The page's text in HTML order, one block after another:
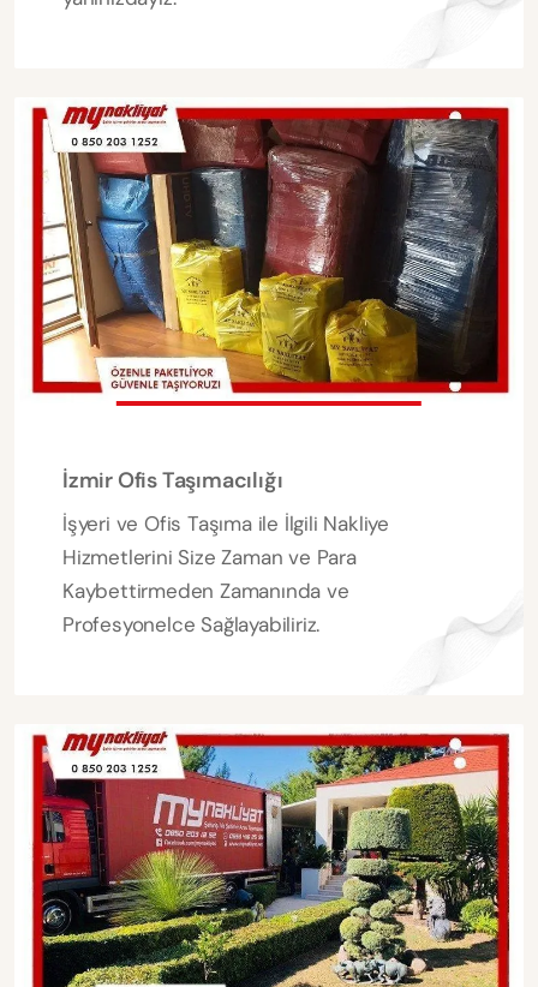
İzmir Ofis Taşımacılığı
İşyeri ve Ofis Taşıma ile İlgili Nakliye
Hizmetlerini Size Zaman ve Para
Kaybettirmeden Zamanında ve
Profesyonelce Sağlayabiliriz.